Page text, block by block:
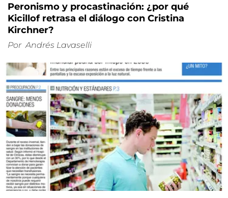
Peronismo y procastinación: ¿por qué
Kicillof retrasa el diálogo con Cristina
Kirchner?
Por Andrés Lavaselli